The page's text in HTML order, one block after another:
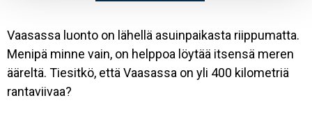
Vaasassa luonto on lähellä asuinpaikasta riippumatta.
Menipä minne vain, on helppoa löytää itsensä meren
ääreltä. Tiesitkö, että Vaasassa on yli 400 kilometriä
rantaviivaa?